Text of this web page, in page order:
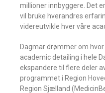
millioner innbyggere. Det
vil bruke hverandres
videreutvikle hver våre
Dagmar drømmer om
academic detailing i hele
ekspandere til flere deler
programmet i Region
Region Sjælland